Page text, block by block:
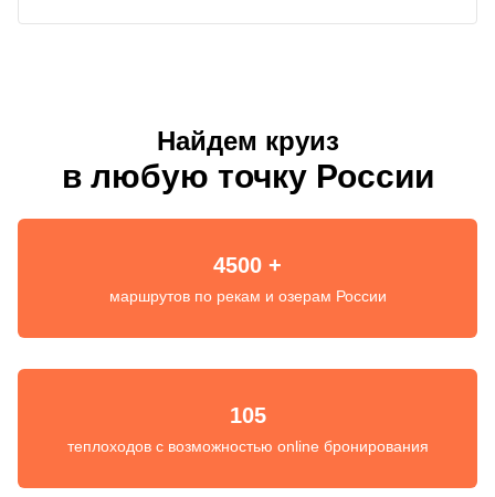
Найдем круиз
в любую точку России
4500 +
маршрутов по рекам и озерам России
105
теплоходов с возможностью online бронирования